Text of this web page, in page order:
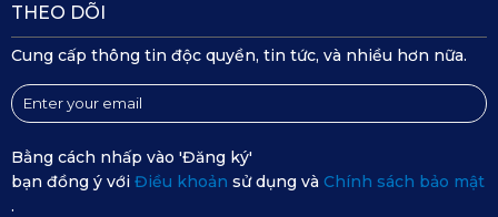
THEO DÕI
Cung cấp thông tin độc quyền, tin tức, và nhiều hơn nữa.
Bằng cách nhấp vào 'Đăng ký'
bạn đồng ý với Điều khoản sử dụng và Chính sách bảo mật
.